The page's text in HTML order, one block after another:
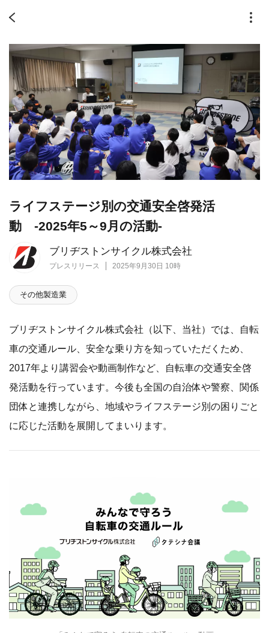
ブリヂストンサイクル株式会社
プレスリリース 2025年9月30日 10時
ライフステージ別の交通安全啓発活
動 -2025年5～9月の活動-
その他製造業
ブリヂストンサイクル株式会社（以下、当社）では、自転
車の交通ルール、安全な乗り方を知っていただくため、
2017年より講習会や動画制作など、自転車の交通安全啓
発活動を行っています。今後も全国の自治体や警察、関係
団体と連携しながら、地域やライフステージ別の困りごと
に応じた活動を展開してまいります。